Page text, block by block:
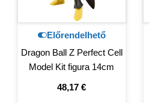
Előrendelhető
Dragon Ball Z Perfect Cell
Model Kit figura 14cm
48,17€